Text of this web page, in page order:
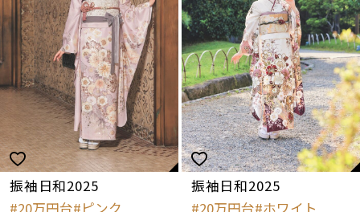
振袖日和2025
20万円台 ピンク
振袖日和2025
20万円台 ホワイト